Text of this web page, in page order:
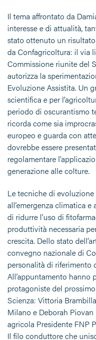
Il tema affrontato da
interesse e di attualità,
stato ottenuto un
da Confagricoltura: il via
Commissione riunite del
autorizza la
Evoluzione Assistita. Un
scientifica e per
periodo di oscurantismo
ricorda come sia
europeo e guarda con
dovrebbe essere
regolamentare
generazione alle colture.
Le tecniche di
all’emergenza climatica
di ridurre l’uso di
produttività necessaria
crescita. Dello stato
convegno nazionale di
personalità di riferimento
All’appuntamento hanno
protagoniste del
Scienza: Vittoria
Milano e Deborah
agricola Presidente FNP
Il filo conduttore che